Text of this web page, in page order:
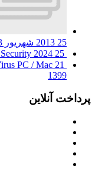
2013 25 شهریور 1393
2024 25 شهریور 1393
PC / Mac
1399
پرداخت آنلاین